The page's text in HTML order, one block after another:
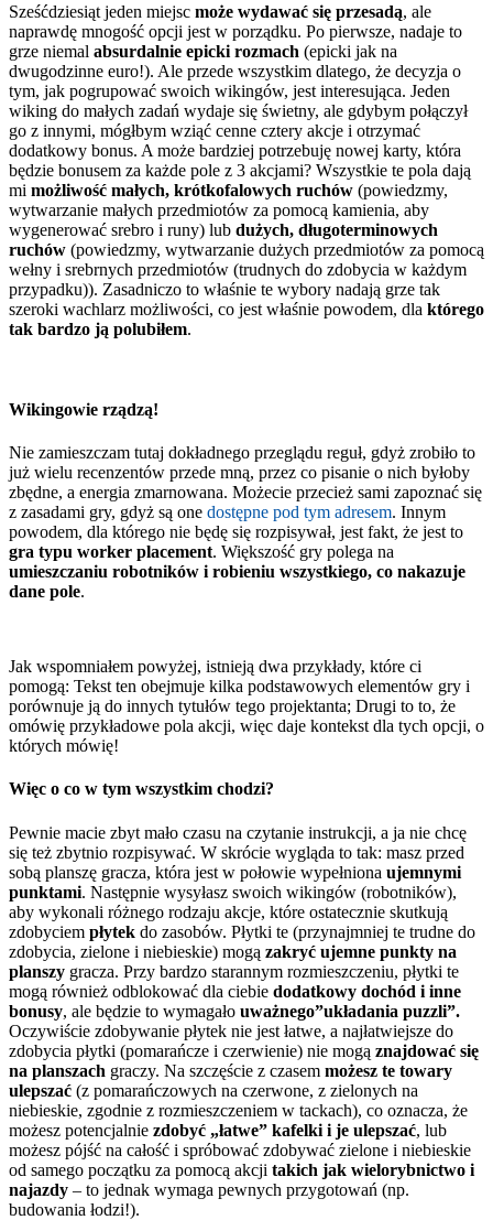
Sześćdziesiąt jeden miejsc może wydawać się przesadą, ale
naprawdę mnogość opcji jest w porządku. Po pierwsze, nadaje to
grze niemal absurdalnie epicki rozmach (epicki jak na
dwugodzinne euro!). Ale przede wszystkim dlatego, że decyzja o
tym, jak pogrupować swoich wikingów, jest interesująca. Jeden
wiking do małych zadań wydaje się świetny, ale gdybym połączył
go z innymi, mógłbym wziąć cenne cztery akcje i otrzymać
dodatkowy bonus. A może bardziej potrzebuję nowej karty, która
będzie bonusem za każde pole z 3 akcjami? Wszystkie te pola dają
mi możliwość małych, krótkofalowych ruchów (powiedzmy,
wytwarzanie małych przedmiotów za pomocą kamienia, aby
wygenerować srebro i runy) lub dużych, długoterminowych
ruchów (powiedzmy, wytwarzanie dużych przedmiotów za pomocą
wełny i srebrnych przedmiotów (trudnych do zdobycia w każdym
przypadku)). Zasadniczo to właśnie te wybory nadają grze tak
szeroki wachlarz możliwości, co jest właśnie powodem, dla którego
tak bardzo ją polubiłem.
Wikingowie rządzą!
Nie zamieszczam tutaj dokładnego przeglądu reguł, gdyż zrobiło to
już wielu recenzentów przede mną, przez co pisanie o nich byłoby
zbędne, a energia zmarnowana. Możecie przecież sami zapoznać się
z zasadami gry, gdyż są one dostępne pod tym adresem. Innym
powodem, dla którego nie będę się rozpisywał, jest fakt, że jest to
gra typu worker placement. Większość gry polega na
umieszczaniu robotników i robieniu wszystkiego, co nakazuje
dane pole.
Jak wspomniałem powyżej, istnieją dwa przykłady, które ci
pomogą: Tekst ten obejmuje kilka podstawowych elementów gry i
porównuje ją do innych tytułów tego projektanta; Drugi to to, że
omówię przykładowe pola akcji, więc daje kontekst dla tych opcji, o
których mówię!
Więc o co w tym wszystkim chodzi?
Pewnie macie zbyt mało czasu na czytanie instrukcji, a ja nie chcę
się też zbytnio rozpisywać. W skrócie wygląda to tak: masz przed
sobą planszę gracza, która jest w połowie wypełniona ujemnymi
punktami. Następnie wysyłasz swoich wikingów (robotników),
aby wykonali różnego rodzaju akcje, które ostatecznie skutkują
zdobyciem płytek do zasobów. Płytki te (przynajmniej te trudne do
zdobycia, zielone i niebieskie) mogą zakryć ujemne punkty na
planszy gracza. Przy bardzo starannym rozmieszczeniu, płytki te
mogą również odblokować dla ciebie dodatkowy dochód i inne
bonusy, ale będzie to wymagało uważnego”układania puzzli”.
Oczywiście zdobywanie płytek nie jest łatwe, a najłatwiejsze do
zdobycia płytki (pomarańcze i czerwienie) nie mogą znajdować się
na planszach graczy. Na szczęście z czasem możesz te towary
ulepszać (z pomarańczowych na czerwone, z zielonych na
niebieskie, zgodnie z rozmieszczeniem w tackach), co oznacza, że
możesz potencjalnie zdobyć „łatwe” kafelki i je ulepszać, lub
możesz pójść na całość i spróbować zdobywać zielone i niebieskie
od samego początku za pomocą akcji takich jak wielorybnictwo i
najazdy – to jednak wymaga pewnych przygotowań (np.
budowania łodzi!).